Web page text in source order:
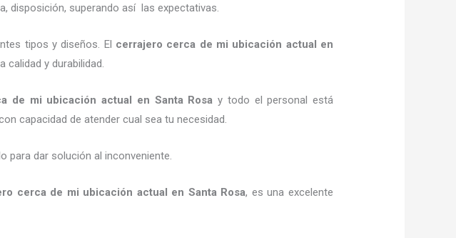
disposición, superando así las expectativas.
tipos y diseños. El cerrajero cerca de mi ubicación actual en
y durabilidad.
de mi ubicación actual en Santa Rosa y todo el personal está
capacidad de atender cual sea tu necesidad.
dar solución al inconveniente.
cerca de mi ubicación actual en Santa Rosa, es una excelente